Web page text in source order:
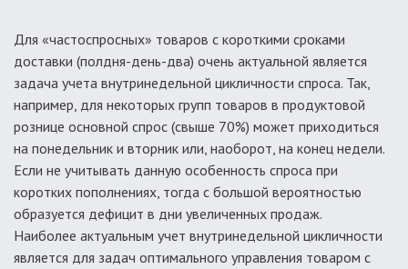
Для «частоспросных» товаров с короткими сроками
доставки (полдня-день-два) очень актуальной является
задача учета внутринедельной цикличности спроса. Так,
например, для некоторых групп товаров в продуктовой
рознице основной спрос (свыше 70%) может приходиться
на понедельник и вторник или, наоборот, на конец недели.
Если не учитывать данную особенность спроса при
коротких пополнениях, тогда с большой вероятностью
образуется дефицит в дни увеличенных продаж.
Наиболее актуальным учет внутринедельной цикличности
является для задач оптимального управления товаром с